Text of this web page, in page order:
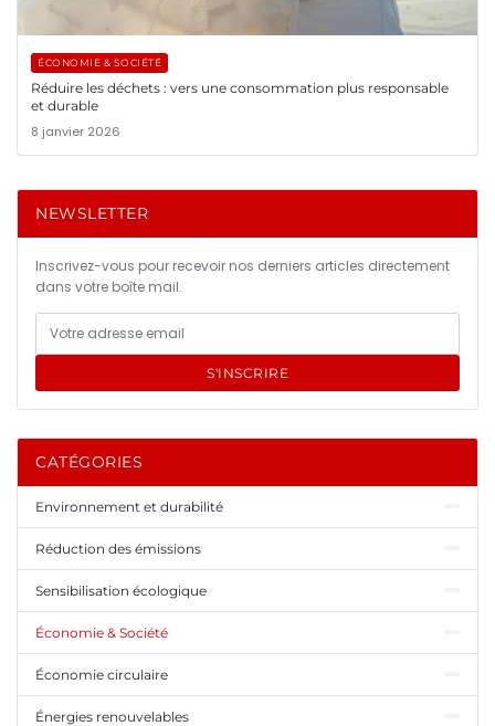
ÉCONOMIE & SOCIÉTÉ
Réduire les déchets : vers une consommation plus responsable
et durable
8 janvier 2026
NEWSLETTER
Inscrivez-vous pour recevoir nos derniers articles directement
dans votre boîte mail.
S'INSCRIRE
CATÉGORIES
Environnement et durabilité
Réduction des émissions
Sensibilisation écologique
Économie & Société
Économie circulaire
Énergies renouvelables